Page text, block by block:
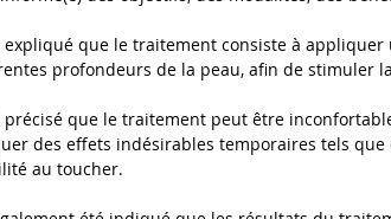
expliqué que le traitement consiste à
profondeurs de la peau, afin de stimuler
précisé que le traitement peut être
des effets indésirables temporaires tels
au toucher.